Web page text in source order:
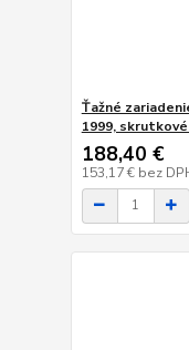
Ťažné
1999,
188,40 €
153,17 € bez